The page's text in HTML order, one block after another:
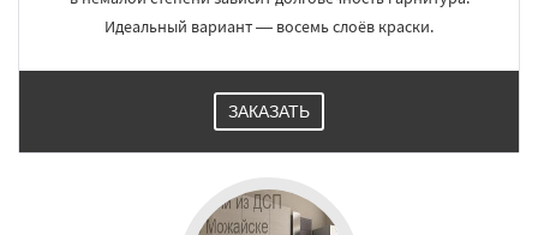
Идеальный вариант — восемь слоёв краски.
ЗАКАЗАТЬ